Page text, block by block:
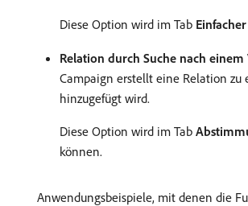
Diese Option wird im Tab
Relation durch Suche nach
Campaign erstellt eine Relation zu
hinzugefügt wird.
Diese Option wird im Tab
können.
Anwendungsbeispiele, mit denen die